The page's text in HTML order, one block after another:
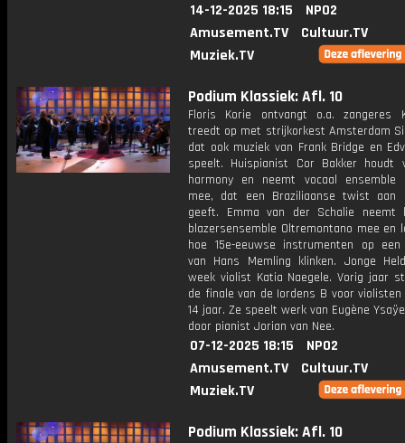
14-12-2025 18:15
NPO2
Amusement.TV
Cultuur.TV
Muziek.TV
Podium Klassiek: Afl. 10
Floris Korie ontvangt o.a. zangeres
treedt op met strijkorkest Amsterdam
dat ook muziek van Frank Bridge en
speelt. Huispianist Cor Bakker houdt
harmony en neemt vocaal ensemble
mee, dat een Braziliaanse twist aan
geeft. Emma van der Schalie neemt
blazersensemble Oltremontano mee en
hoe 15e-eeuwse instrumenten op
van Hans Memling klinken. Jonge
week violist Katia Naegele. Vorig jaar
de finale van de Iordens B voor violisten
14 jaar. Ze speelt werk van Eugène
door pianist Jorian van Nee.
07-12-2025 18:15
NPO2
Amusement.TV
Cultuur.TV
Muziek.TV
Podium Klassiek: Afl. 10